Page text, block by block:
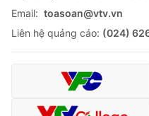
Email: toasoan@vtv.vn
Liên hệ quảng cáo: (024)